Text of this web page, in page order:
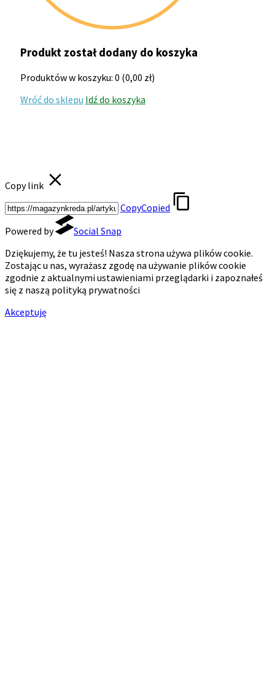
Produkt został dodany do koszyka
Produktów w koszyku: 0 (0,00 zł)
Wróć do sklepu Idź do koszyka
Copy link
CopyCopied
Powered by
Social Snap
Dziękujemy, że tu jesteś! Nasza strona używa plików cookie.
Zostając u nas, wyrażasz zgodę na używanie plików cookie
zgodnie z aktualnymi ustawieniami przeglądarki i zapoznałeś
się z naszą polityką prywatności
Akceptuję